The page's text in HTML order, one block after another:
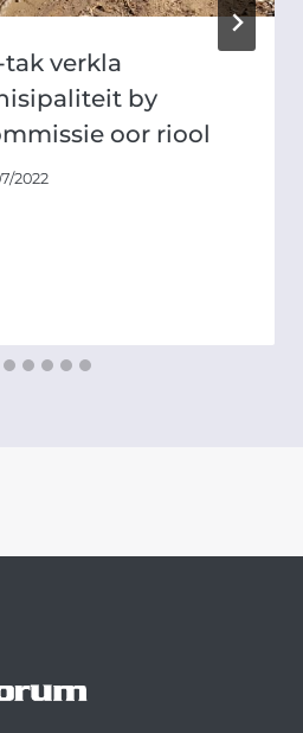
verkla
by
oor riool
2022